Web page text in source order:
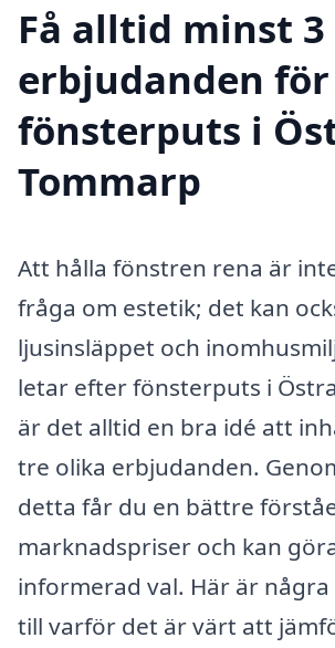
Få alltid minst 3
erbjudanden för
fönsterputs i
Tommarp
Att hålla fönstren rena är
fråga om estetik; det kan
ljusinsläppet och
letar efter fönsterputs i
är det alltid en bra idé att
tre olika erbjudanden.
detta får du en bättre
marknadspriser och kan
informerad val. Här är
till varför det är värt att